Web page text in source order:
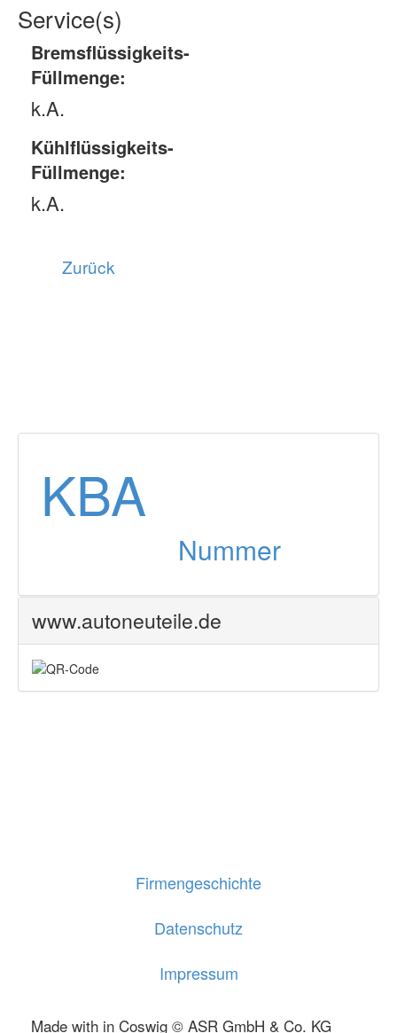
Service(s)
Bremsflüssigkeits-
Füllmenge:
k.A.
Kühlflüssigkeits-
Füllmenge:
k.A.
Zurück
KBA
Nummer
www.autoneuteile.de
Firmengeschichte
Datenschutz
Impressum
Made with in Coswig © ASR GmbH & Co. KG